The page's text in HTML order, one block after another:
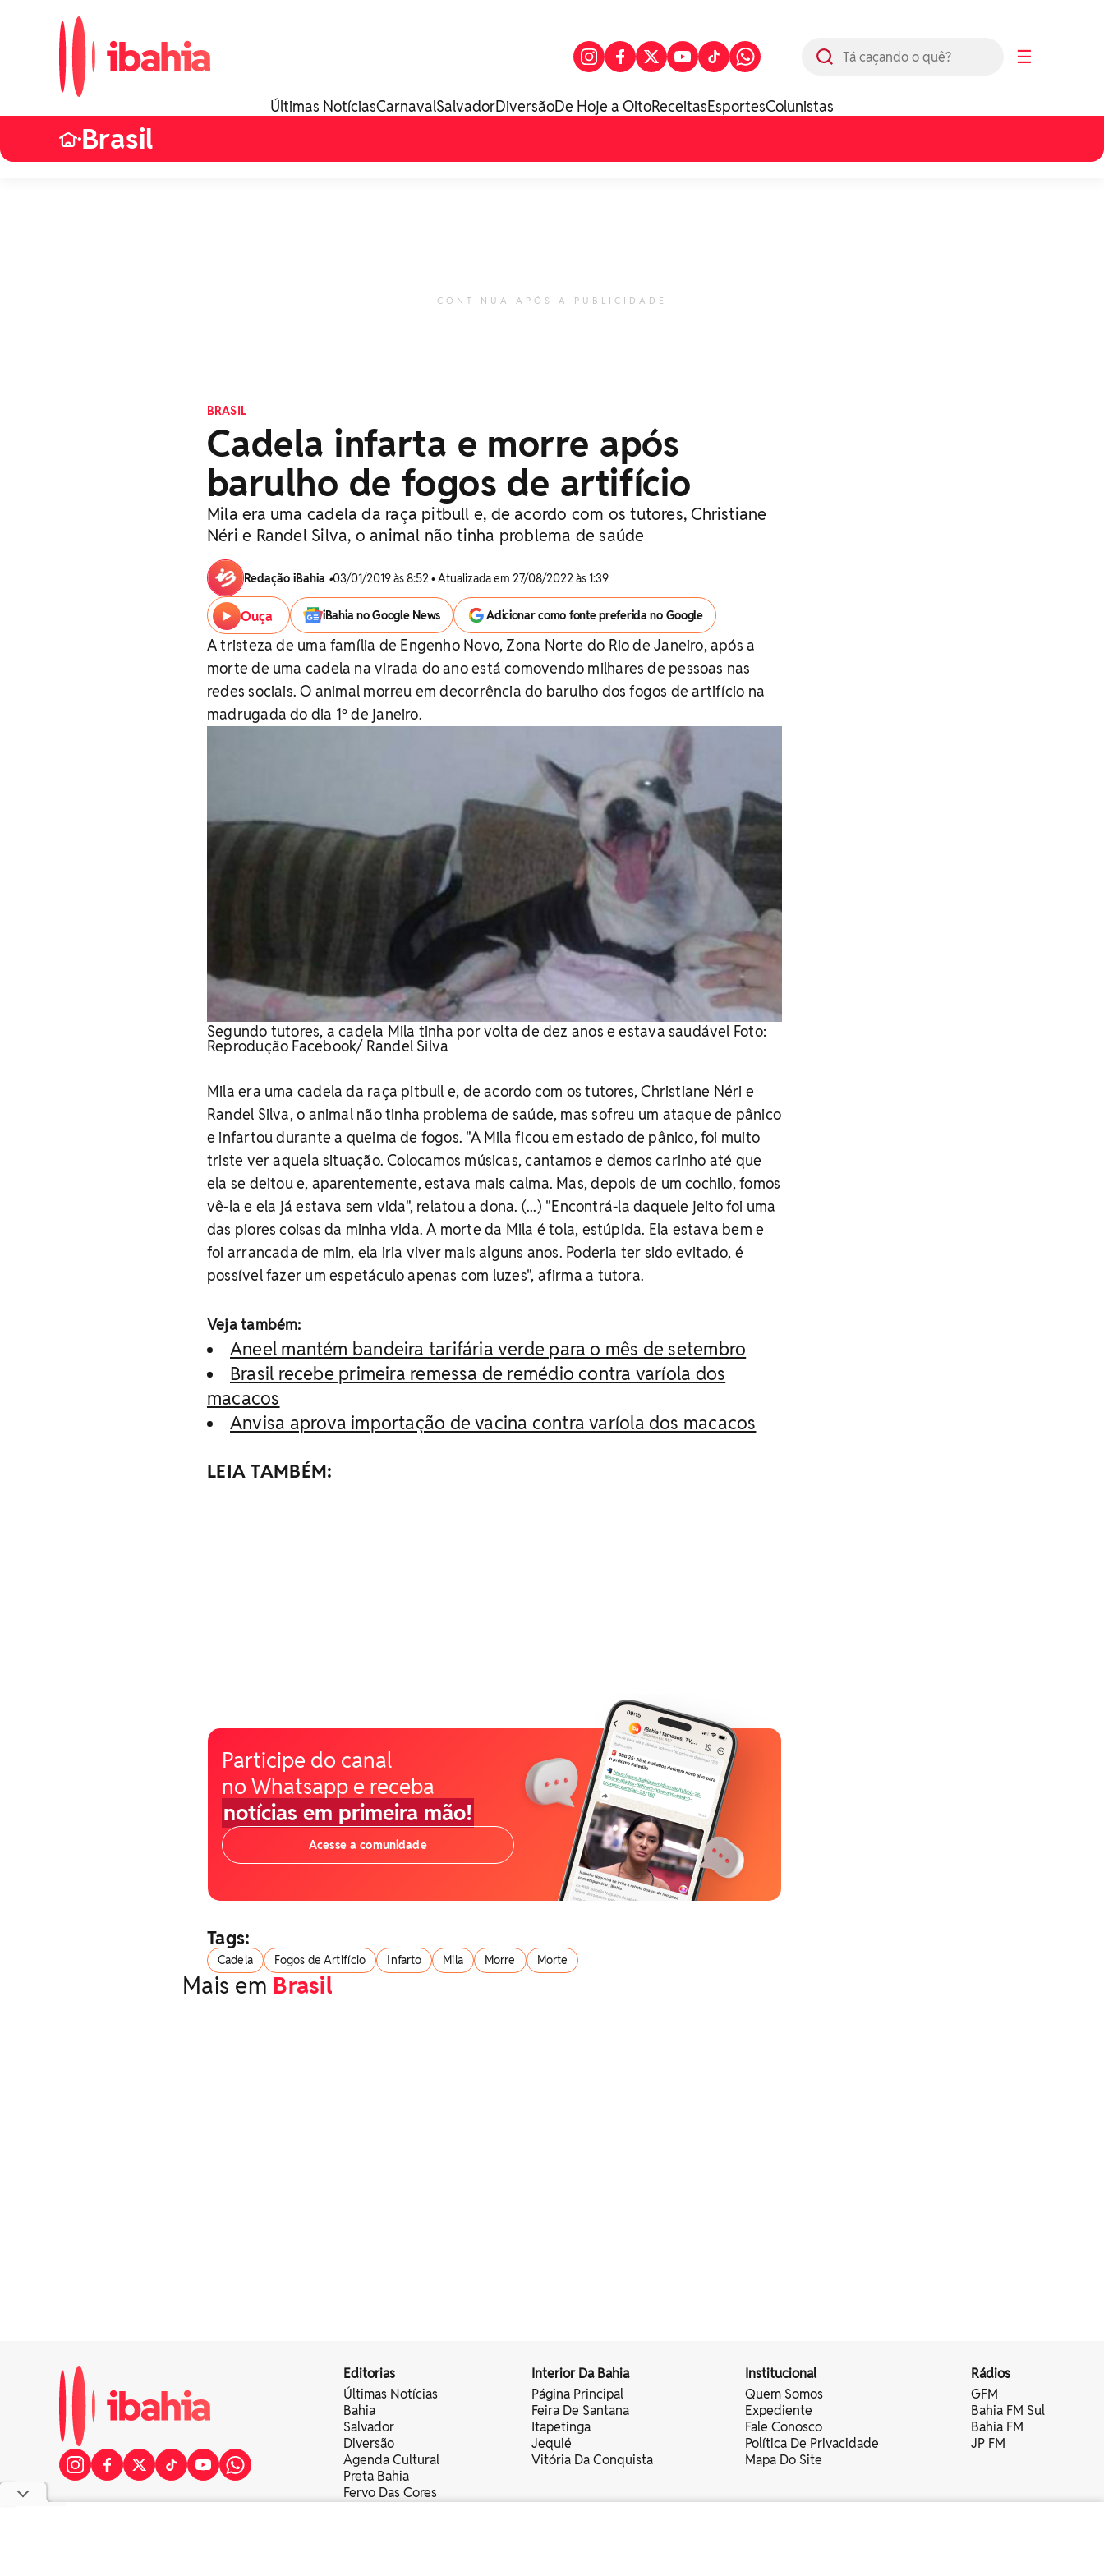
☰
Últimas NotíciasCarnavalSalvadorDiversãoDe Hoje a OitoReceitasEsportesColunistas
•Brasil
CONTINUA APÓS A PUBLICIDADE
BRASIL
Cadela infarta e morre após
barulho de fogos de artifício
Mila era uma cadela da raça pitbull e, de acordo com os tutores, Christiane
Néri e Randel Silva, o animal não tinha problema de saúde
Redação iBahia •03/01/2019 às 8:52 • Atualizada em 27/08/2022 às 1:39
Ouça iBahia no Google News Adicionar como fonte preferida no Google
A tristeza de uma família de Engenho Novo, Zona Norte do Rio de Janeiro, após a
morte de uma cadela na virada do ano está comovendo milhares de pessoas nas
redes sociais. O animal morreu em decorrência do barulho dos fogos de artifício na
madrugada do dia 1º de janeiro.
Segundo tutores, a cadela Mila tinha por volta de dez anos e estava saudável Foto:
Reprodução Facebook/ Randel Silva
Mila era uma cadela da raça pitbull e, de acordo com os tutores, Christiane Néri e
Randel Silva, o animal não tinha problema de saúde, mas sofreu um ataque de pânico
e infartou durante a queima de fogos. "A Mila ficou em estado de pânico, foi muito
triste ver aquela situação. Colocamos músicas, cantamos e demos carinho até que
ela se deitou e, aparentemente, estava mais calma. Mas, depois de um cochilo, fomos
vê-la e ela já estava sem vida", relatou a dona. (...) "Encontrá-la daquele jeito foi uma
das piores coisas da minha vida. A morte da Mila é tola, estúpida. Ela estava bem e
foi arrancada de mim, ela iria viver mais alguns anos. Poderia ter sido evitado, é
possível fazer um espetáculo apenas com luzes", afirma a tutora.
Veja também:
Aneel mantém bandeira tarifária verde para o mês de setembro
Brasil recebe primeira remessa de remédio contra varíola dos
macacos
Anvisa aprova importação de vacina contra varíola dos macacos
LEIA TAMBÉM:
Participe do canal
no Whatsapp e receba
notícias em primeira mão!
Acesse a comunidade
Tags:
Cadela Fogos de Artifício Infarto Mila Morre Morte
Mais em Brasil
Editorias
Últimas Notícias
Bahia
Salvador
Diversão
Agenda Cultural
Preta Bahia
Fervo Das Cores
Interior Da Bahia
Página Principal
Feira De Santana
Itapetinga
Jequié
Vitória Da Conquista
Institucional
Quem Somos
Expediente
Fale Conosco
Política De Privacidade
Mapa Do Site
Rádios
GFM
Bahia FM Sul
Bahia FM
JP FM